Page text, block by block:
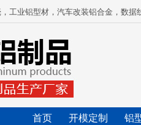
工业铝型材，汽车改装铝合金，数
首页 开模定制 铝